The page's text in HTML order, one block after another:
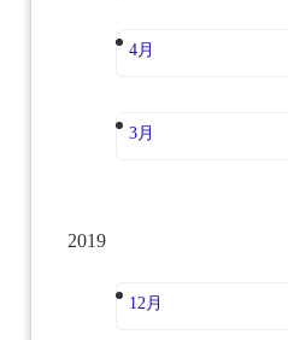
4月
3月
2019
12月